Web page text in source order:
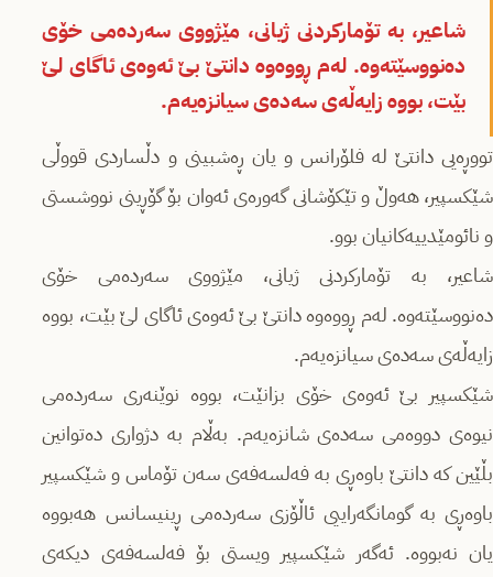
شاعیر، بە تۆمارکردنی ژیانی، مێژووی سەردەمی خۆی
دەنووسێتەوە. لەم ڕووەوە دانتێ بێ ئەوەی ئاگای لێ
بێت، بووە زایەڵەی سەدەی سیانزەیەم.
تووڕەیی دانتێ لە فلۆرانس و یان ڕەشبینی و دڵساردی قووڵی
شێکسپیر، هەوڵ و تێکۆشانی گەورەی ئەوان بۆ گۆڕینی نووشستی
و نائومێدییەکانیان بوو.
شاعیر، بە تۆمارکردنی ژیانی، مێژووی سەردەمی خۆی
دەنووسێتەوە. لەم ڕووەوە دانتێ بێ ئەوەی ئاگای لێ بێت، بووە
زایەڵەی سەدەی سیانزەیەم.
شێکسپیر بێ ئەوەی خۆی بزانێت، بووە نوێنەری سەردەمی
نیوەی دووەمی سەدەی شانزەیەم. بەڵام بە دژواری دەتوانین
بڵێین کە دانتێ باوەڕی بە فەلسەفەی سەن تۆماس و شێکسپیر
باوەڕی بە گومانگەراییی ئاڵۆزی سەردەمی ڕینیسانس هەبووە
یان نەبووە. ئەگەر شێکسپیر ویستی بۆ فەلسەفەی دیکەی